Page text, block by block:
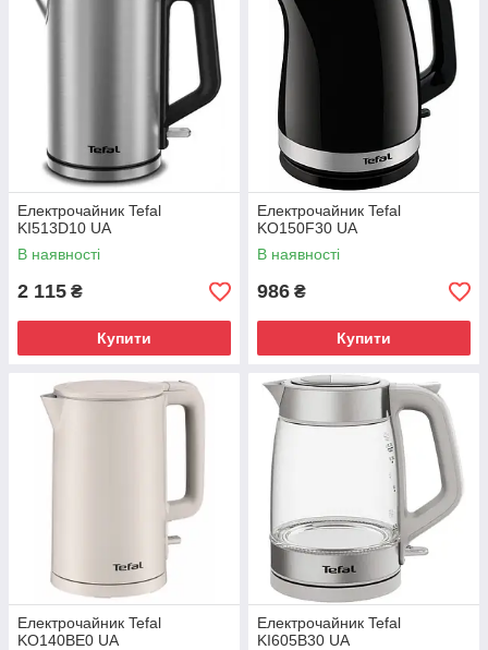
Електрочайник Tefal
KI513D10 UA
В наявності
2 115 ₴
Купити
Електрочайник Tefal
KO150F30 UA
В наявності
986 ₴
Купити
Електрочайник Tefal
KO140BE0 UA
Електрочайник Tefal
KI605B30 UA